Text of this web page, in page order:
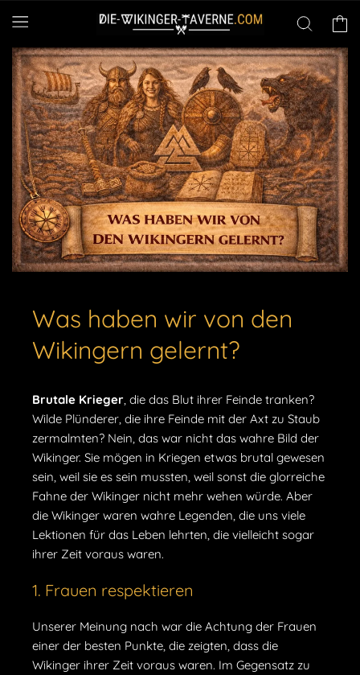
zum
Inhalt
Was haben wir von den
Wikingern gelernt?
Brutale Krieger , die das Blut ihrer Feinde tranken?
Wilde Plünderer, die ihre Feinde mit der Axt zu Staub
zermalmten? Nein, das war nicht das wahre Bild der
Wikinger. Sie mögen in Kriegen etwas brutal gewesen
sein, weil sie es sein mussten, weil sonst die glorreiche
Fahne der Wikinger nicht mehr wehen würde. Aber
die Wikinger waren wahre Legenden, die uns viele
Lektionen für das Leben lehrten, die vielleicht sogar
ihrer Zeit voraus waren.
1. Frauen respektieren
Unserer Meinung nach war die Achtung der Frauen
einer der besten Punkte, die zeigten, dass die
Wikinger ihrer Zeit voraus waren. Im Gegensatz zu